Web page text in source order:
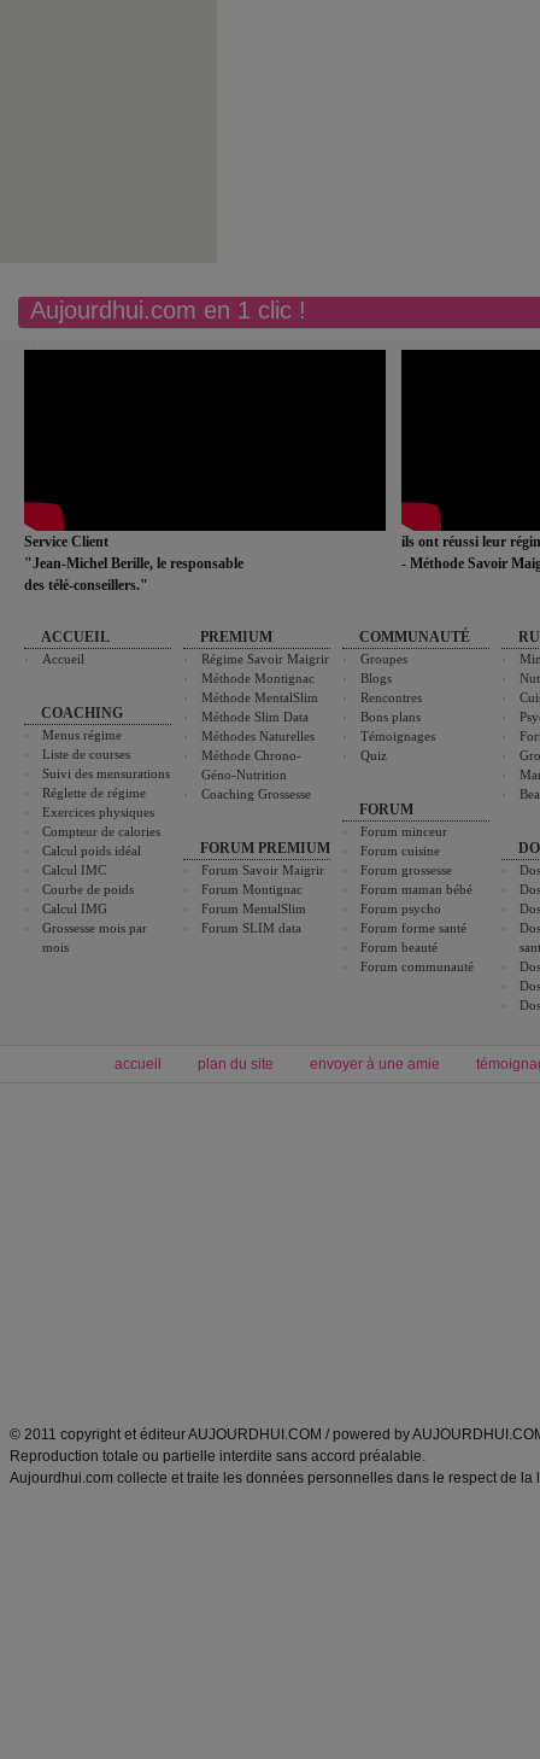
Aujourdhui.com en 1 clic !
Service Client
"Jean-Michel Berille, le responsable
des télé-conseillers."
ils ont réussi leur
- Méthode Savoir
ACCUEIL
Accueil
COACHING
Menus régime
Liste de courses
Suivi des mensurations
Réglette de régime
Exercices physiques
Compteur de calories
Calcul poids idéal
Calcul IMC
Courbe de poids
Calcul IMG
Grossesse mois par
mois
PREMIUM
Régime Savoir Maigrir
Méthode Montignac
Méthode MentalSlim
Méthode Slim Data
Méthodes Naturelles
Méthode Chrono-
Géno-Nutrition
Coaching Grossesse
FORUM PREMIUM
Forum Savoir Maigrir
Forum Montignac
Forum MentalSlim
Forum SLIM data
COMMUNAUTÉ
Groupes
Blogs
Rencontres
Bons plans
Témoignages
Quiz
FORUM
Forum minceur
Forum cuisine
Forum grossesse
Forum maman bébé
Forum psycho
Forum forme santé
Forum beauté
Forum communauté
accueil plan du site envoyer à une amie
© 2011 copyright et éditeur AUJOURDHUI.COM / powered by
Reproduction totale ou partielle interdite sans accord préalable.
Aujourdhui.com collecte et traite les données personnelles dans le respect de